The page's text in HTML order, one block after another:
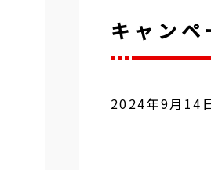
キャンペ
2024年9月14日